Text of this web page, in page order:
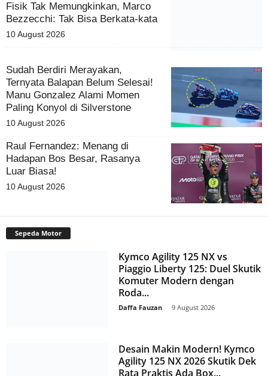
Fisik Tak Memungkinkan, Marco
Bezzecchi: Tak Bisa Berkata-kata
10 August 2026
Sudah Berdiri Merayakan,
Ternyata Balapan Belum Selesai!
Manu Gonzalez Alami Momen
Paling Konyol di Silverstone
10 August 2026
Raul Fernandez: Menang di
Hadapan Bos Besar, Rasanya
Luar Biasa!
10 August 2026
Sepeda Motor
Kymco Agility 125 NX vs
Piaggio Liberty 125: Duel Skutik
Komuter Modern dengan
Roda...
Daffa Fauzan 9 August 2026
Desain Makin Modern! Kymco
Agility 125 NX 2026 Skutik Dek
Rata Praktis Ada Box...